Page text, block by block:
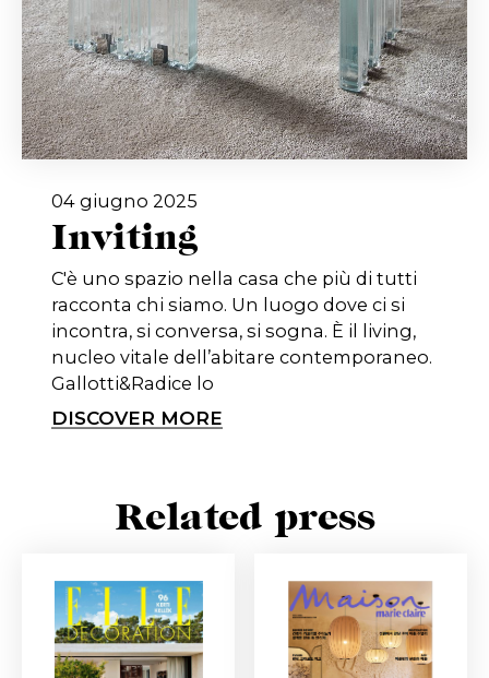
04 giugno 2025
Inviting
C'è uno spazio nella casa che più di tutti
racconta chi siamo. Un luogo dove ci si
incontra, si conversa, si sogna. È il living,
nucleo vitale dell’abitare contemporaneo.
Gallotti&Radice lo
DISCOVER MORE
Related press